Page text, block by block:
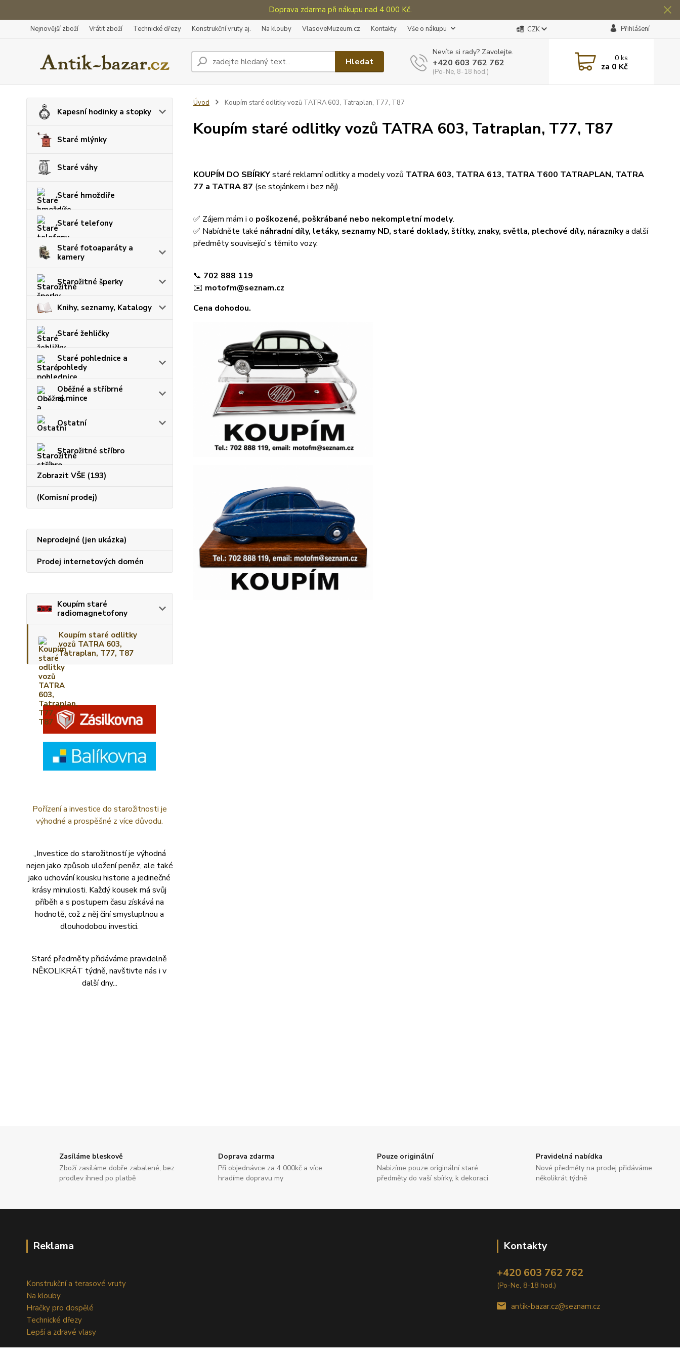
Doprava zdarma při nákupu nad 4 000 Kč.
Nejnovější zboží Vrátit zboží Technické dřezy Konstrukční vruty aj. Na klouby VlasoveMuzeum.cz Kontakty Vše o nákupu CZK Přihlášení
Hledat
Nevíte si rady? Zavolejte.
+420 603 762 762
(Po-Ne, 8-18 hod.)
0ks
za 0 Kč
Kapesní hodinky a stopky
Staré mlýnky
Staré váhy
Staré hmoždíře
Staré telefony
Staré fotoaparáty a
kamery
Starožitné šperky
Knihy, seznamy, Katalogy
Staré žehličky
Staré pohlednice a
pohledy
Oběžné a stříbrné
aj.mince
Ostatní
Starožitné stříbro
Zobrazit VŠE (193)
(Komisní prodej)
Neprodejné (jen ukázka)
Prodej internetových domén
Koupím staré
radiomagnetofony
Koupím staré odlitky
vozů TATRA 603,
Tatraplan, T77, T87
Pořízení a investice do starožitnosti je
výhodné a prospěšné z více důvodu.
„Investice do starožitností je výhodná
nejen jako způsob uložení peněz, ale také
jako uchování kousku historie a jedinečné
krásy minulosti. Každý kousek má svůj
příběh a s postupem času získává na
hodnotě, což z něj činí smysluplnou a
dlouhodobou investici.
Staré předměty přidáváme pravidelně
NĚKOLIKRÁT týdně, navštivte nás i v
další dny...
Úvod Koupím staré odlitky vozů TATRA 603, Tatraplan, T77, T87
Koupím staré odlitky vozů TATRA 603, Tatraplan, T77, T87
KOUPÍM DO SBÍRKYstaré reklamní odlitky a modely vozů TATRA 603, TATRA 613, TATRA T600 TATRAPLAN, TATRA
77 a TATRA 87 (se stojánkem i bez něj).
✅ Zájem mám i o poškozené, poškrábané nebo nekompletní modely.
✅ Nabídněte také náhradní díly, letáky, seznamy ND, staré doklady, štítky, znaky, světla, plechové díly, nárazníkya další
předměty související s těmito vozy.
📞 702 888 119
✉️ motofm@seznam.cz
Cena dohodou.
Zasíláme bleskově
Zboží zasíláme dobře zabalené, bez
prodlev ihned po platbě
Doprava zdarma
Při objednávce za 4 000kč a více
hradíme dopravu my
Pouze originální
Nabizíme pouze originální staré
předměty do vaší sbírky, k dekoraci
Pravidelná nabídka
Nové předměty na prodej přidáváme
několikrát týdně
Reklama
Konstrukční a terasové vruty
Na klouby
Hračky pro dospělé
Technické dřezy
Lepší a zdravé vlasy
Kontakty
+420 603 762 762
(Po-Ne, 8-18 hod.)
antik-bazar.cz@seznam.cz